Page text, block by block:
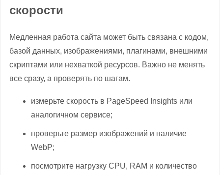
скорости
Медленная работа сайта может быть связана с кодом,
базой данных, изображениями, плагинами, внешними
скриптами или нехваткой ресурсов. Важно не менять
все сразу, а проверять по шагам.
измерьте скорость в PageSpeed Insights или
аналогичном сервисе;
проверьте размер изображений и наличие
WebP;
посмотрите нагрузку CPU, RAM и количество